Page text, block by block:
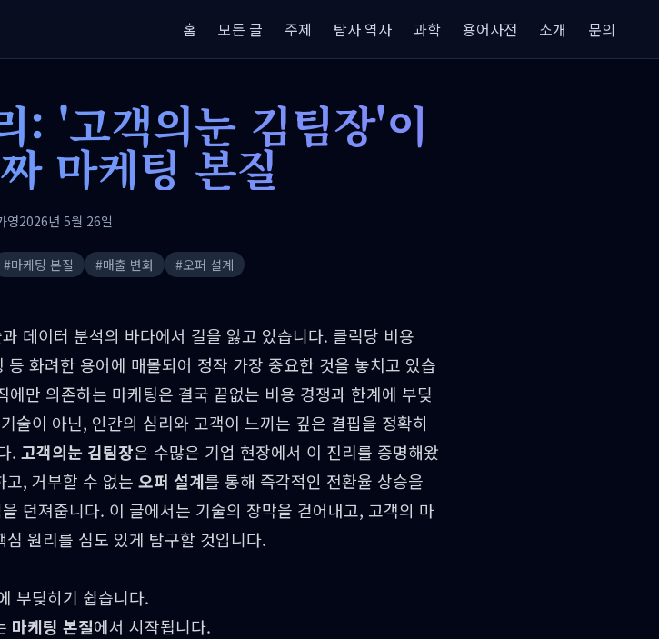
홈 모든 글 주제 탐사 역사 과학 용어사전 소개 문의
: '고객의눈 김팀장'이
마케팅 본질
영2026년 5월 26일
#마케팅 본질 #매출 변화 #오퍼 설계
데이터 분석의 바다에서 길을 잃고 있습니다. 클릭당 비용
화려한 용어에 매몰되어 정작 가장 중요한 것을 놓치고 있습
만 의존하는 마케팅은 결국 끝없는 비용 경쟁과 한계에 부딪
술이 아닌, 인간의 심리와 고객이 느끼는 깊은 결핍을 정확히
. 고객의눈 김팀장은 수많은 기업 현장에서 이 진리를 증명해왔
고, 거부할 수 없는 오퍼 설계를 통해 즉각적인 전환율 상승을
던져줍니다. 이 글에서는 기술의 장막을 걷어내고, 고객의 마
원리를 심도 있게 탐구할 것입니다.
부딪히기 쉽습니다.
마케팅 본질에서 시작됩니다.